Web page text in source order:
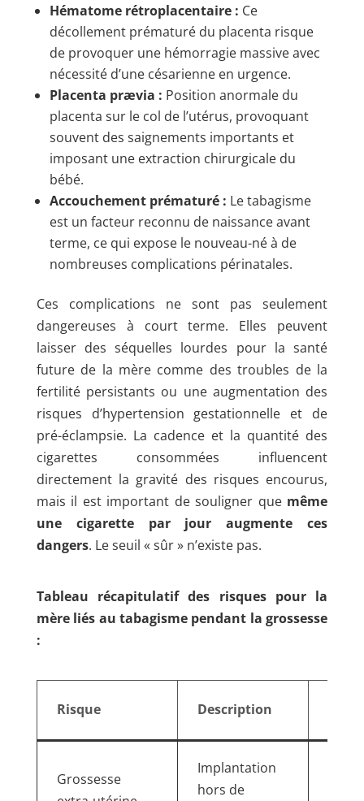
Hématome rétroplacentaire : Ce
décollement prématuré du placenta risque
de provoquer une hémorragie massive avec
nécessité d’une césarienne en urgence.
Placenta prævia : Position anormale du
placenta sur le col de l’utérus, provoquant
souvent des saignements importants et
imposant une extraction chirurgicale du
bébé.
Accouchement prématuré : Le tabagisme
est un facteur reconnu de naissance avant
terme, ce qui expose le nouveau-né à de
nombreuses complications périnatales.
Ces complications ne sont pas seulement
dangereuses à court terme. Elles peuvent
laisser des séquelles lourdes pour la santé
future de la mère comme des troubles de la
fertilité persistants ou une augmentation des
risques d’hypertension gestationnelle et de
pré-éclampsie. La cadence et la quantité des
cigarettes consommées influencent
directement la gravité des risques encourus,
mais il est important de souligner que même
une cigarette par jour augmente ces
dangers. Le seuil « sûr » n’existe pas.
Tableau récapitulatif des risques pour la
mère liés au tabagisme pendant la grossesse
:
Risque Description
Grossesse
Implantation
hors de